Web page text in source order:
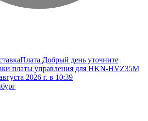
Плата Добрый день уточните
платы управления для HKN-HVZ35M
2026 г. в 10:39